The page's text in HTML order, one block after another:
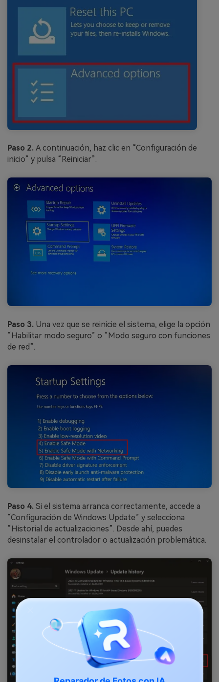
Paso 2. A continuación, haz clic en “Configuración de
inicio” y pulsa “Reiniciar”.
Paso 3. Una vez que se reinicie el sistema, elige la opción
“Habilitar modo seguro” o “Modo seguro con funciones
de red”.
Paso 4. Si el sistema arranca correctamente, accede a
“Configuración de Windows Update” y selecciona
“Historial de actualizaciones”. Desde ahí, puedes
desinstalar el controlador o actualización problemática.